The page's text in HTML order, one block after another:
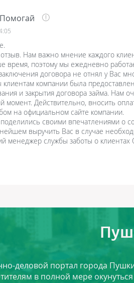
Нам важно мнение каждого
время, поэтому мы ежедневно
договора не отнял у Вас
компании была
и закрытия договора займа. Нам
момент. Действительно, вносить
на официальном сайте компании.
своими впечатлениями о
выручить Вас в случае
менеджер службы заботы о
деловой портал города
в полной мере